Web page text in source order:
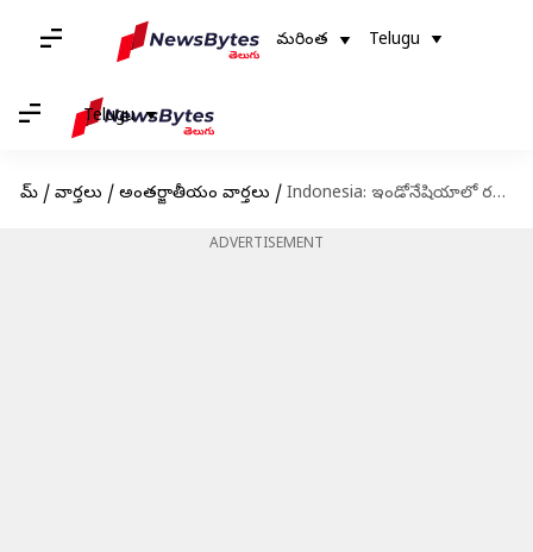
మరింత Telugu
Telugu
హోమ్ / వార్తలు / అంతర్జాతీయం వార్తలు / Indonesia: ఇండోనేషియాలో రన్‌వేపై అదుపుతప్పిన విమానం..48 మందికి గాయాలు
ADVERTISEMENT